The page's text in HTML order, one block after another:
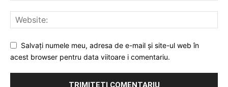
Salvați numele meu, adresa de e-mail și site-ul web în
acest browser pentru data viitoare i comentariu.